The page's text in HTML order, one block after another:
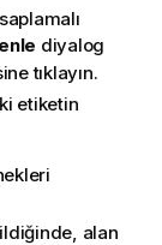
diyalog
tıklayın.
etiketin
alan